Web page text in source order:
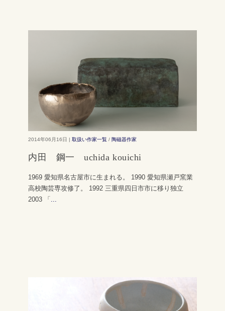
2014年06月16日 | 取扱い作家一覧 / 陶磁器作家
内田 鋼一 uchida kouichi
1969 愛知県名古屋市に生まれる。 1990 愛知県瀬戸窯業
高校陶芸専攻修了。 1992 三重県四日市市に移り独立
2003 「 ...